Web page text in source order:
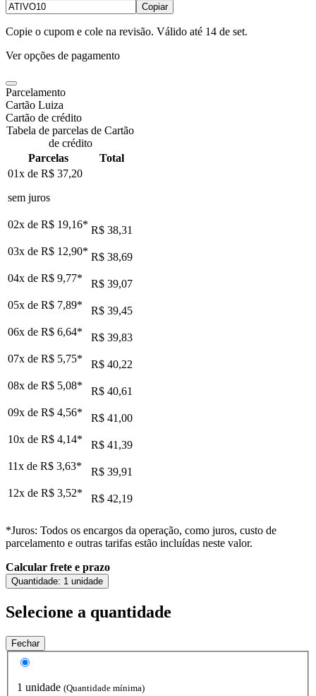
Copiar
Copie o cupom e cole na revisão. Válido até 14 de set.
Ver opções de pagamento
Parcelamento
Cartão Luiza
Cartão de crédito
Tabela de parcelas de Cartão
de crédito
Parcelas
Total
01x de R$ 37,20
sem juros
02x de R$ 19,16* R$ 38,31
03x de R$ 12,90* R$ 38,69
04x de R$ 9,77*
R$ 39,07
05x de R$ 7,89*
R$ 39,45
06x de R$ 6,64*
R$ 39,83
07x de R$ 5,75*
R$ 40,22
08x de R$ 5,08*
R$ 40,61
09x de R$ 4,56*
R$ 41,00
10x de R$ 4,14*
R$ 41,39
11x de R$ 3,63*
R$ 39,91
12x de R$ 3,52* R$ 42,19
*Juros: Todos os encargos da operação, como juros, custo de
parcelamento e outras tarifas estão incluídas neste valor.
Calcular frete e prazo
Quantidade: 1 unidade
Selecione a quantidade
Fechar
1 unidade (Quantidade mínima)